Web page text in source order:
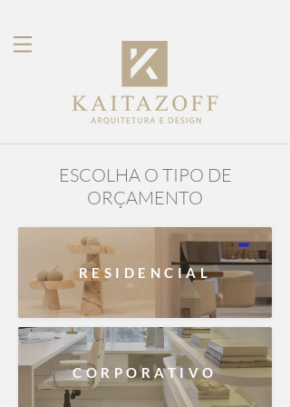
ESCOLHA O TIPO DE
ORÇAMENTO
RESIDENCIAL
CORPORATIVO